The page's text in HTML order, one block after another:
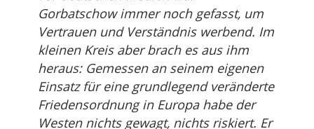
Gorbatschow immer noch gefasst, um
Vertrauen und Verständnis werbend. Im
kleinen Kreis aber brach es aus ihm
heraus: Gemessen an seinem eigenen
Einsatz für eine grundlegend veränderte
Friedensordnung in Europa habe der
Westen nichts gewagt, nichts riskiert. Er